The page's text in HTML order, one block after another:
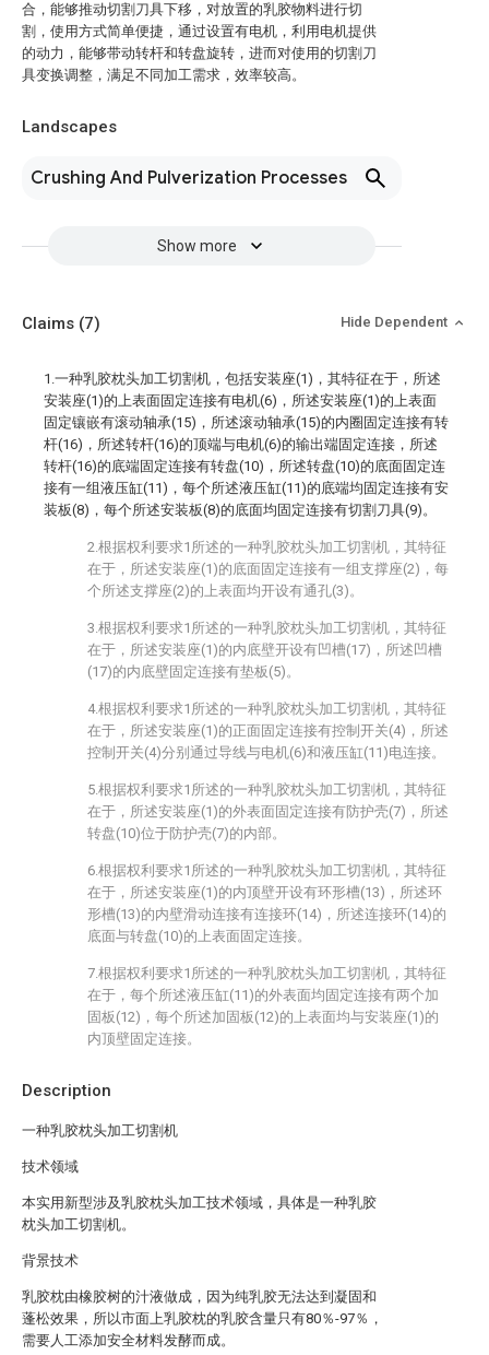
合，能够推动切割刀具下移，对放置的乳胶物料进行切
割，使用方式简单便捷，通过设置有电机，利用电机提供
的动力，能够带动转杆和转盘旋转，进而对使用的切割刀
具变换调整，满足不同加工需求，效率较高。
Landscapes
Crushing And Pulverization Processes
Show more
Description
一种乳胶枕头加工切割机
技术领域
本实用新型涉及乳胶枕头加工技术领域，具体是一种乳胶
枕头加工切割机。
背景技术
乳胶枕由橡胶树的汁液做成，因为纯乳胶无法达到凝固和
蓬松效果，所以市面上乳胶枕的乳胶含量只有80％-97％，
需要人工添加安全材料发酵而成。
Claims (7) Hide Dependent
1.一种乳胶枕头加工切割机，包括安装座(1)，其特征在于，所述
安装座(1)的上表面固定连接有电机(6)，所述安装座(1)的上表面
固定镶嵌有滚动轴承(15)，所述滚动轴承(15)的内圈固定连接有转
杆(16)，所述转杆(16)的顶端与电机(6)的输出端固定连接，所述
转杆(16)的底端固定连接有转盘(10)，所述转盘(10)的底面固定连
接有一组液压缸(11)，每个所述液压缸(11)的底端均固定连接有安
装板(8)，每个所述安装板(8)的底面均固定连接有切割刀具(9)。
2.根据权利要求1所述的一种乳胶枕头加工切割机，其特征
在于，所述安装座(1)的底面固定连接有一组支撑座(2)，每
个所述支撑座(2)的上表面均开设有通孔(3)。
3.根据权利要求1所述的一种乳胶枕头加工切割机，其特征
在于，所述安装座(1)的内底壁开设有凹槽(17)，所述凹槽
(17)的内底壁固定连接有垫板(5)。
4.根据权利要求1所述的一种乳胶枕头加工切割机，其特征
在于，所述安装座(1)的正面固定连接有控制开关(4)，所述
控制开关(4)分别通过导线与电机(6)和液压缸(11)电连接。
5.根据权利要求1所述的一种乳胶枕头加工切割机，其特征
在于，所述安装座(1)的外表面固定连接有防护壳(7)，所述
转盘(10)位于防护壳(7)的内部。
6.根据权利要求1所述的一种乳胶枕头加工切割机，其特征
在于，所述安装座(1)的内顶壁开设有环形槽(13)，所述环
形槽(13)的内壁滑动连接有连接环(14)，所述连接环(14)的
底面与转盘(10)的上表面固定连接。
7.根据权利要求1所述的一种乳胶枕头加工切割机，其特征
在于，每个所述液压缸(11)的外表面均固定连接有两个加
固板(12)，每个所述加固板(12)的上表面均与安装座(1)的
内顶壁固定连接。